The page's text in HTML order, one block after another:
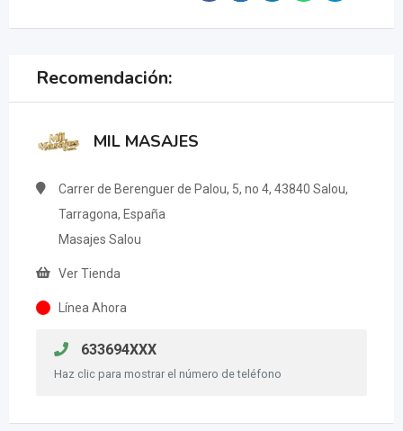
Recomendación:
MIL MASAJES
Carrer de Berenguer de Palou, 5, no 4, 43840 Salou,
Tarragona, España
Masajes Salou
Ver Tienda
Línea Ahora
633694XXX
Haz clic para mostrar el número de teléfono